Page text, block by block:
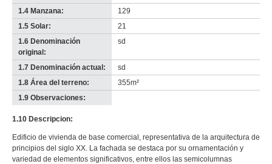
1.4 Manzana:
129
1.5 Solar:
21
1.6 Denominación
original:
sd
1.7 Denominación actual:
sd
1.8 Área del terreno:
355m²
1.9 Observaciones:
1.10 Descripcion:
Edificio de vivienda de base comercial, representativa de la arquitectura de
principios del siglo XX. La fachada se destaca por su ornamentación y
variedad de elementos significativos, entre ellos las semicolumnas